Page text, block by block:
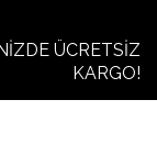
ÜCRETSİZ
KARGO!